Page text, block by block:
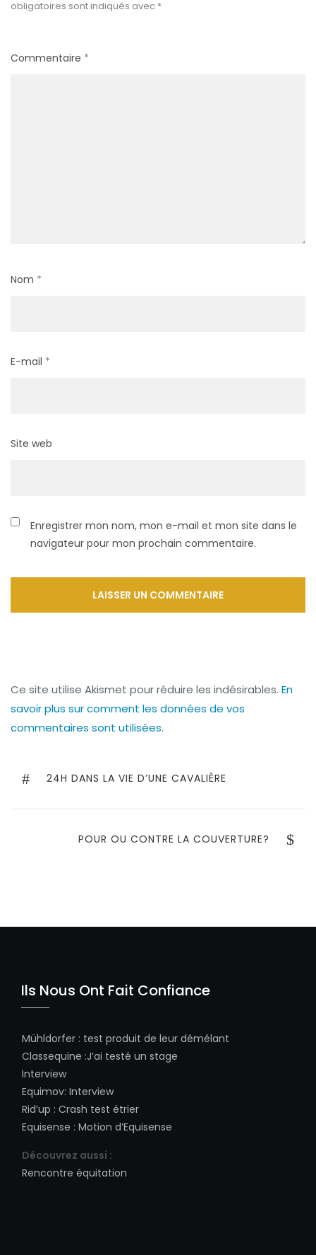
obligatoires sont indiqués avec *
Commentaire *
Nom *
E-mail *
Site web
Enregistrer mon nom, mon e-mail et mon site dans le
navigateur pour mon prochain commentaire.
Ce site utilise Akismet pour réduire les indésirables. En
savoir plus sur comment les données de vos
commentaires sont utilisées.
de
PREVIOUS
24H DANS LA VIE D’UNE CAVALIÈRE
NEXT
POUR OU CONTRE LA COUVERTURE?
Ils Nous Ont Fait Confiance
Mühldorfer : test produit de leur démélant
Classequine :J’ai testé un stage
Interview
Equimov: Interview
Rid’up : Crash test étrier
Equisense : Motion d’Equisense
Découvrez aussi :
Rencontre équitation